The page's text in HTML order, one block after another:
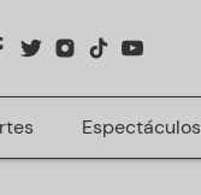
Espectáculos